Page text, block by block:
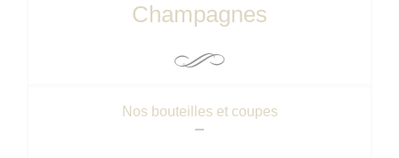
Champagnes
Nos bouteilles et coupes